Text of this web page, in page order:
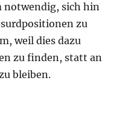
notwendig, sich hin
zu
weil dies dazu
zu finden, statt an
bleiben.
Klimawandel gibt …“